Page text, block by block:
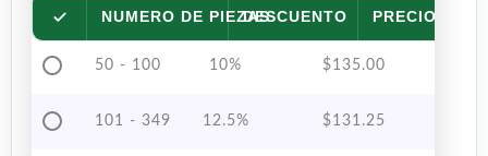
NUMERO DE PIEZASDESCUENTO PRECIO POR
26 - 49 7.5% $138.75
50 - 100 10% $135.00
101 - 349 12.5% $131.25